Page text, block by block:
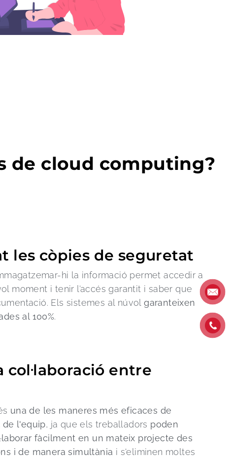
de cloud computing?
les còpies de seguretat
hi la informació permet accedir a
moment i tenir l’accés garantit i saber que
Els sistemes al núvolgaranteixen
al 100%.
col·laboració entre
una de les maneres més eficaces de
de l'equip, ja que els treballadors poden
fàcilment en un mateix projecte des
i de manera simultània i s'eliminen moltes